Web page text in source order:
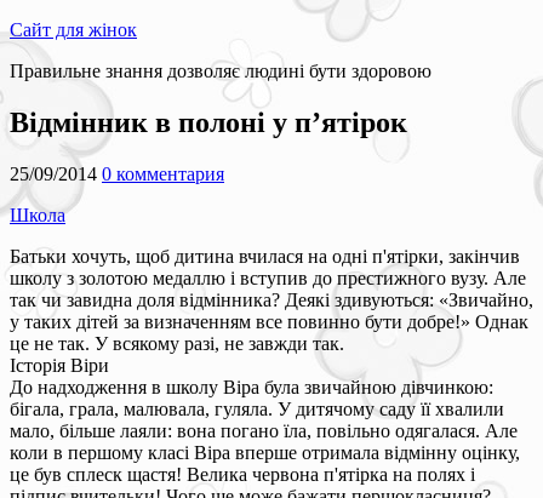
Сайт для жінок
Правильне знання дозволяє людині бути здоровою
Відмінник в полоні у п’ятірок
25/09/2014 0 комментария
Школа
Батьки хочуть, щоб дитина вчилася на одні п'ятірки, закінчив
школу з золотою медаллю і вступив до престижного вузу. Але
так чи завидна доля відмінника? Деякі здивуються: «Звичайно,
у таких дітей за визначенням все повинно бути добре!» Однак
це не так. У всякому разі, не завжди так.
Історія Віри
До надходження в школу Віра була звичайною дівчинкою:
бігала, грала, малювала, гуляла. У дитячому саду її хвалили
мало, більше лаяли: вона погано їла, повільно одягалася. Але
коли в першому класі Віра вперше отримала відмінну оцінку,
це був сплеск щастя! Велика червона п'ятірка на полях і